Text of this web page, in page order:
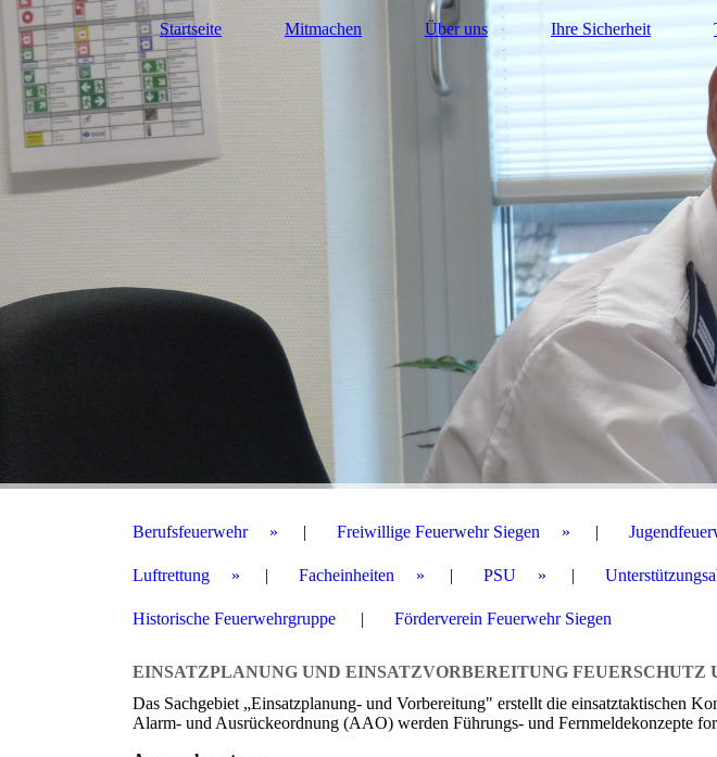
Startseite Mitmachen Über uns Ihre Sicherheit
Berufsfeuerwehr Freiwillige Feuerwehr Siegen
Luftrettung Facheinheiten PSU
Historische Feuerwehrgruppe Förderverein Feuerwehr Siegen
EINSATZPLANUNG UND EINSATZVORBEREITUNG FEUERSCHUTZ
Das Sachgebiet „Einsatzplanung- und Vorbereitung" erstellt die einsatztaktischen
Alarm- und Ausrückeordnung (AAO) werden Führungs- und Fernmeldekonzepte